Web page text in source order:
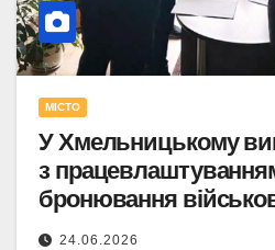
МІСТО
У Хмельницькому
з
бронювання
24.06.2026